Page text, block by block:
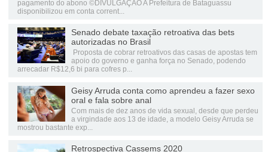
pagamento do abono ©DIVULGAÇÃO A Prefeitura de Bataguassu
disponibilizou em conta corrent...
Senado debate taxação retroativa das bets
autorizadas no Brasil
Proposta de cobrar retroativos das casas de apostas tem
apoio do governo e ganha força no Senado, podendo
arrecadar R$12,6 bi para cofres p...
Geisy Arruda conta como aprendeu a fazer sexo
oral e fala sobre anal
Com mais de dez anos de vida sexual, desde que perdeu
a virgindade aos 13 de idade, a modelo Geisy Arruda se
mostrou bastante exp...
Retrospectiva Cassems 2020